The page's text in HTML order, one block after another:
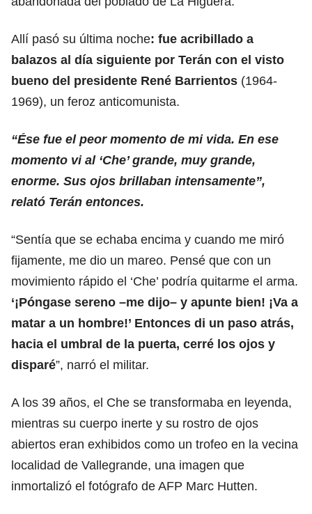
Allí pasó su última noche: fue acribillado a
balazos al día siguiente por Terán con el visto
bueno del presidente René Barrientos (1964-
1969), un feroz anticomunista.
“Ése fue el peor momento de mi vida. En ese
momento vi al ‘Che’ grande, muy grande,
enorme. Sus ojos brillaban intensamente”,
relató Terán entonces.
“Sentía que se echaba encima y cuando me miró
fijamente, me dio un mareo. Pensé que con un
movimiento rápido el ‘Che’ podría quitarme el arma.
‘¡Póngase sereno –me dijo– y apunte bien! ¡Va a
matar a un hombre!’ Entonces di un paso atrás,
hacia el umbral de la puerta, cerré los ojos y
disparé”, narró el militar.
A los 39 años, el Che se transformaba en leyenda,
mientras su cuerpo inerte y su rostro de ojos
abiertos eran exhibidos como un trofeo en la vecina
localidad de Vallegrande, una imagen que
inmortalizó el fotógrafo de AFP Marc Hutten.